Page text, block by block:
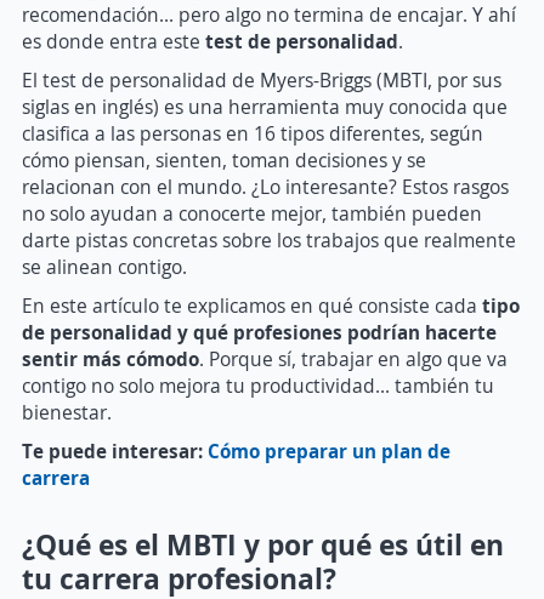
recomendación… pero algo no termina de encajar. Y ahí
es donde entra este test de personalidad.
El test de personalidad de Myers-Briggs (MBTI, por sus
siglas en inglés) es una herramienta muy conocida que
clasifica a las personas en 16 tipos diferentes, según
cómo piensan, sienten, toman decisiones y se
relacionan con el mundo. ¿Lo interesante? Estos rasgos
no solo ayudan a conocerte mejor, también pueden
darte pistas concretas sobre los trabajos que realmente
se alinean contigo.
En este artículo te explicamos en qué consiste cada tipo
de personalidad y qué profesiones podrían hacerte
sentir más cómodo. Porque sí, trabajar en algo que va
contigo no solo mejora tu productividad… también tu
bienestar.
Te puede interesar: Cómo preparar un plan de
carrera
¿Qué es el MBTI y por qué es útil en
tu carrera profesional?